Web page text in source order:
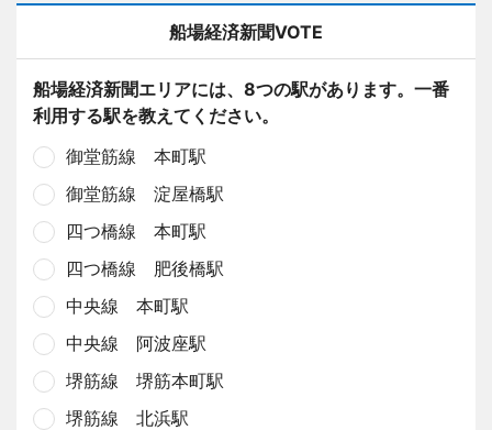
船場経済新聞VOTE
船場経済新聞エリアには、8つの駅があります。一番
利用する駅を教えてください。
御堂筋線 本町駅
御堂筋線 淀屋橋駅
四つ橋線 本町駅
四つ橋線 肥後橋駅
中央線 本町駅
中央線 阿波座駅
堺筋線 堺筋本町駅
堺筋線 北浜駅